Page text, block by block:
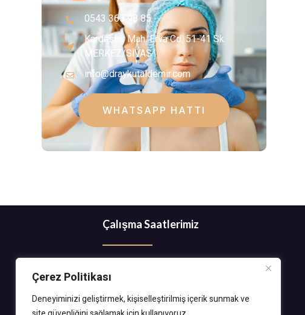
Çerez Politikası
Deneyiminizi geliştirmek, kişiselleştirilmiş içerik sunmak ve
0543 365 98 85
Kardeşler Mah. Erva Cd. 51-41 Sk.
MERKEZ/SİVAS
info@draykutaldemir.com
WHATSAPP HATTI
Çalışma Saatlerimiz